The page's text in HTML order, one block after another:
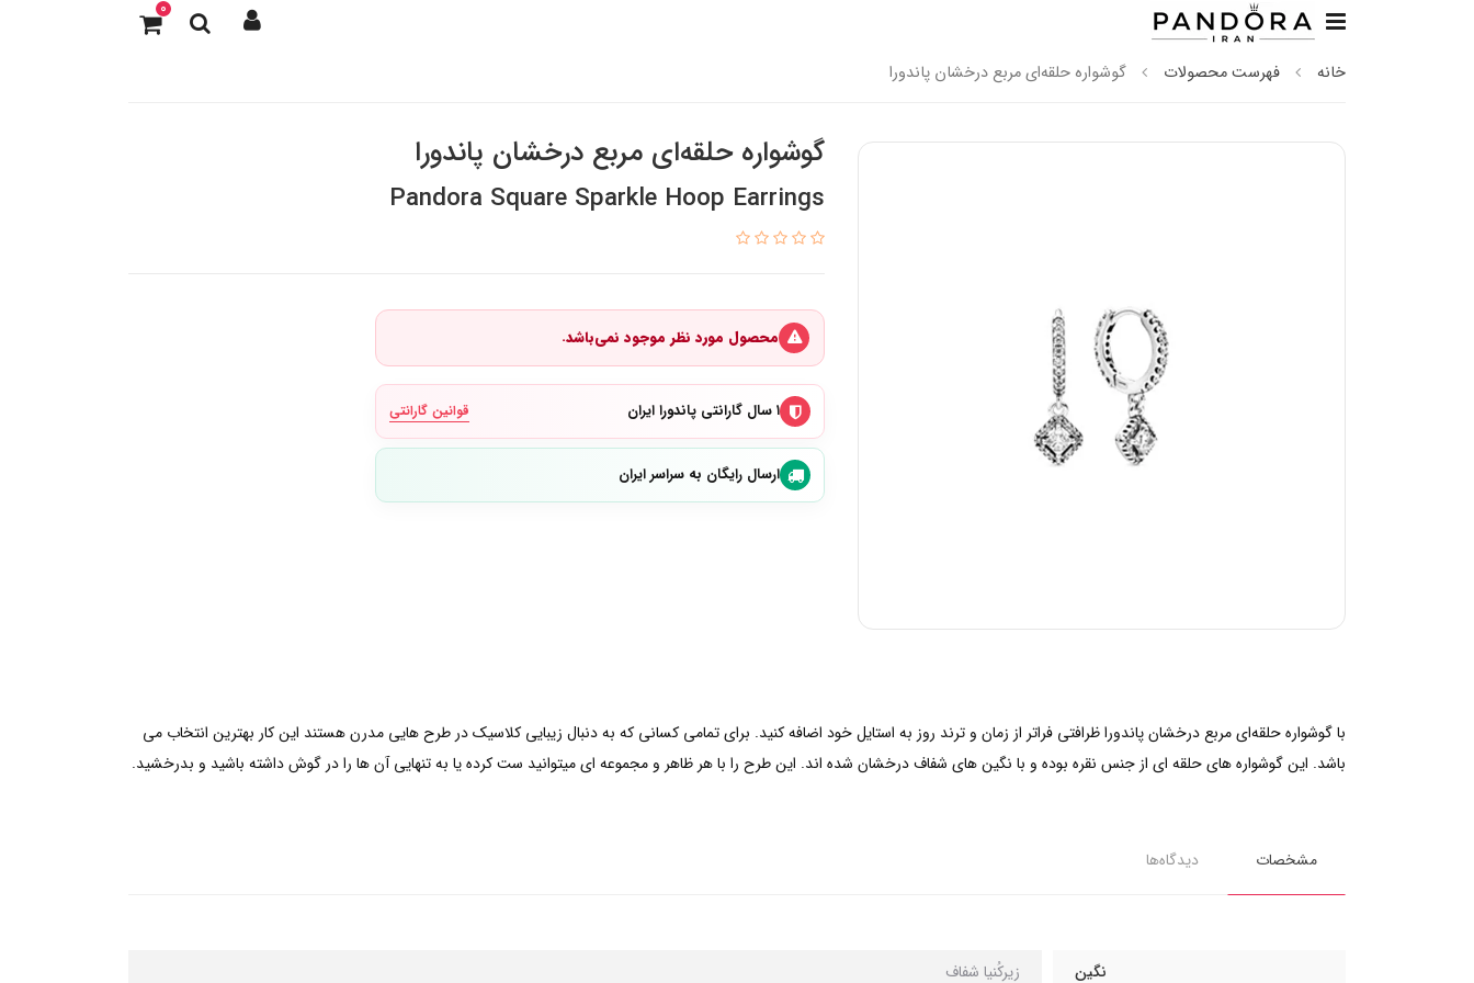
0
خانه فهرست محصولات گوشواره حلقه‌ای مربع درخشان پاندورا
گوشواره حلقه‌ای مربع درخشان پاندورا
Pandora Square Sparkle Hoop Earrings
محصول مورد نظر موجود نمی‌باشد.
۱ سال گارانتی پاندورا ایران قوانین گارانتی
ارسال رایگان به سراسر ایران
با گوشواره حلقه‌ای مربع درخشان پاندورا ظرافتی فراتر از زمان و ترند روز به استایل خود اضافه کنید. برای تمامی کسانی که به دنبال زیبایی کلاسیک در طرح هایی مدرن هستند این کار بهترین انتخاب می
باشد. این گوشواره های حلقه ای از جنس نقره بوده و با نگین های شفاف درخشان شده اند. این طرح را با هر ظاهر و مجموعه ای میتوانید ست کرده یا به تنهایی آن ها را در گوش داشته باشید و بدرخشید.
مشخصات دیدگاه‌ها
نگین زیرکُنیا شفاف